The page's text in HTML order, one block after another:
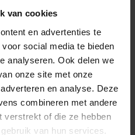
van cookies
en advertenties te
social media te bieden
analyseren. Ook delen we
onze site met onze
en analyse. Deze
combineren met andere
verstrekt of die ze hebben
van hun services.
adres*